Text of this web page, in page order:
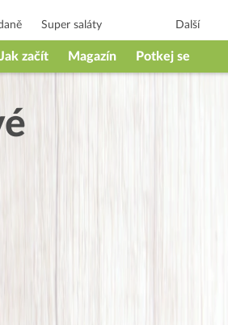
Super saláty Další
Jak začít Magazín Potkej se